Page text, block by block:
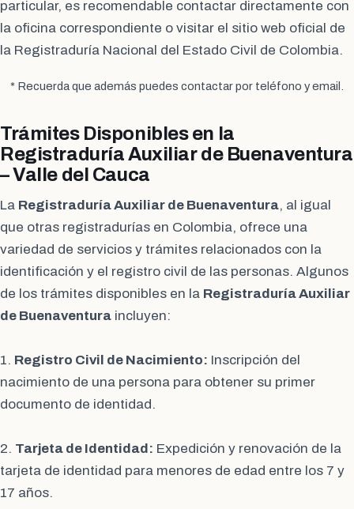
particular, es recomendable contactar directamente con
la oficina correspondiente o visitar el sitio web oficial de
la Registraduría Nacional del Estado Civil de Colombia.
* Recuerda que además puedes contactar por teléfono y email.
Trámites Disponibles en la
Registraduría Auxiliar de Buenaventura
– Valle del Cauca
La Registraduría Auxiliar de Buenaventura, al igual
que otras registradurías en Colombia, ofrece una
variedad de servicios y trámites relacionados con la
identificación y el registro civil de las personas. Algunos
de los trámites disponibles en la Registraduría Auxiliar
de Buenaventura incluyen:
1. Registro Civil de Nacimiento: Inscripción del
nacimiento de una persona para obtener su primer
documento de identidad.
2. Tarjeta de Identidad: Expedición y renovación de la
tarjeta de identidad para menores de edad entre los 7 y
17 años.